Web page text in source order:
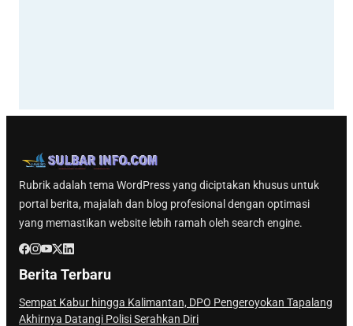
Rubrik adalah tema WordPress yang diciptakan khusus untuk
portal berita, majalah dan blog profesional dengan optimasi
yang memastikan website lebih ramah oleh search engine.
Berita Terbaru
Sempat Kabur hingga Kalimantan, DPO Pengeroyokan Tapalang
Akhirnya Datangi Polisi Serahkan Diri